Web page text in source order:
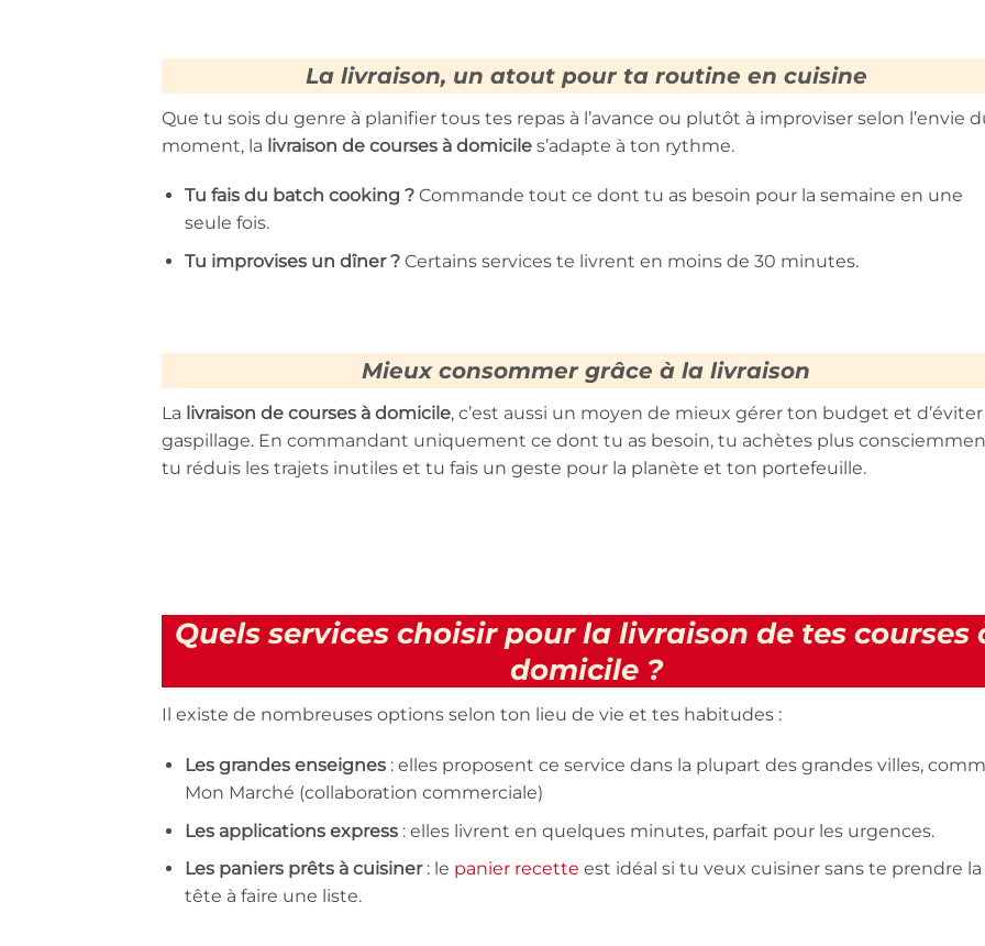
La livraison, un atout pour ta routine en cuisine
Que tu sois du genre à planifier tous tes repas à l’avance ou plutôt à improviser selon l’envie
moment, la livraison de courses à domicile s’adapte à ton rythme.
Tu fais du batch cooking ?Commande tout ce dont tu as besoin pour la semaine en une
seule fois.
Tu improvises un dîner ?Certains services te livrent en moins de 30 minutes.
Mieux consommer grâce à la livraison
La livraison de courses à domicile, c’est aussi un moyen de mieux gérer ton budget et
gaspillage. En commandant uniquement ce dont tu as besoin, tu achètes plus
tu réduis les trajets inutiles et tu fais un geste pour la planète et ton portefeuille.
Quels services choisir pour la livraison de tes courses
domicile ?
Il existe de nombreuses options selon ton lieu de vie et tes habitudes :
Les grandes enseignes: elles proposent ce service dans la plupart des grandes villes,
Mon Marché (collaboration commerciale)
Les applications express: elles livrent en quelques minutes, parfait pour les urgences.
Les paniers prêts à cuisiner: le panier recette est idéal si tu veux cuisiner sans te prendre la
tête à faire une liste.